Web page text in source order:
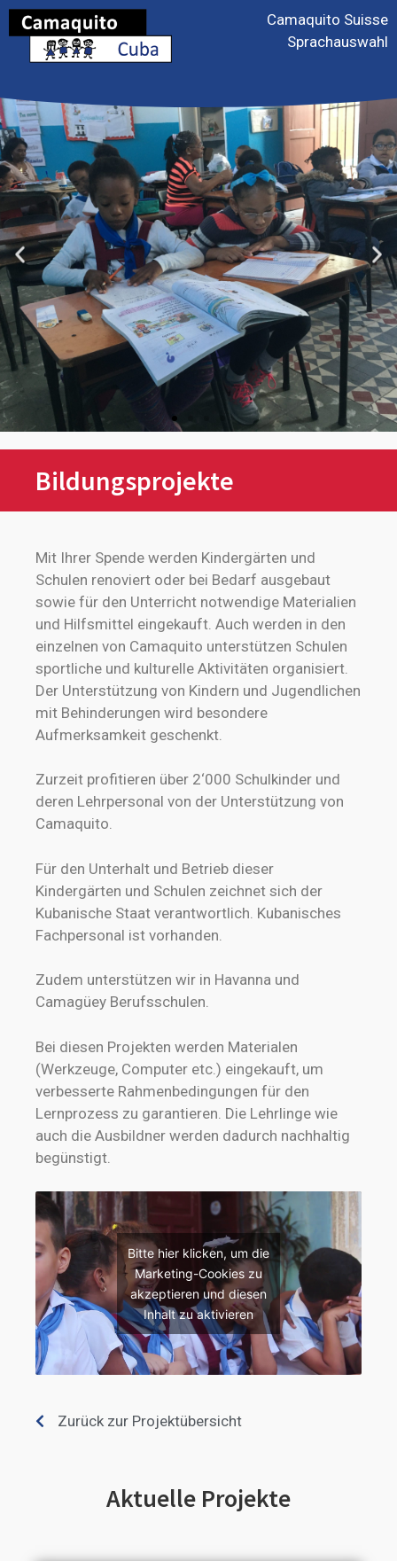
Camaquito Suisse
Sprachauswahl
Bildungsprojekte
Mit Ihrer Spende werden Kindergärten und
Schulen renoviert oder bei Bedarf ausgebaut
sowie für den Unterricht notwendige Materialien
und Hilfsmittel eingekauft. Auch werden in den
einzelnen von Camaquito unterstützen Schulen
sportliche und kulturelle Aktivitäten organisiert.
Der Unterstützung von Kindern und Jugendlichen
mit Behinderungen wird besondere
Aufmerksamkeit geschenkt.
Zurzeit profitieren über 2‘000 Schulkinder und
deren Lehrpersonal von der Unterstützung von
Camaquito.
Für den Unterhalt und Betrieb dieser
Kindergärten und Schulen zeichnet sich der
Kubanische Staat verantwortlich. Kubanisches
Fachpersonal ist vorhanden.
Zudem unterstützen wir in Havanna und
Camagüey Berufsschulen.
Bei diesen Projekten werden Materialen
(Werkzeuge, Computer etc.) eingekauft, um
verbesserte Rahmenbedingungen für den
Lernprozess zu garantieren. Die Lehrlinge wie
auch die Ausbildner werden dadurch nachhaltig
begünstigt.
Bitte hier klicken, um die
Marketing-Cookies zu
akzeptieren und diesen
Inhalt zu aktivieren
Zurück zur Projektübersicht
Aktuelle Projekte